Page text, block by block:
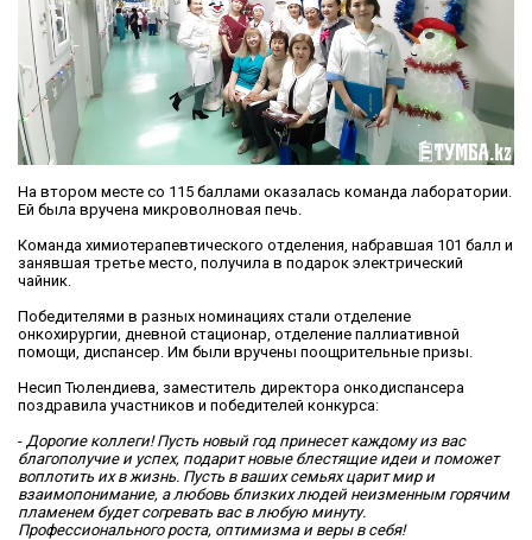
На втором месте со 115 баллами оказалась команда лаборатории.
Ей была вручена микроволновая печь.
Команда химиотерапевтического отделения, набравшая 101 балл и
занявшая третье место, получила в подарок электрический
чайник.
Победителями в разных номинациях стали отделение
онкохирургии, дневной стационар, отделение паллиативной
помощи, диспансер. Им были вручены поощрительные призы.
Несип Тюлендиева, заместитель директора онкодиспансера
поздравила участников и победителей конкурса:
- Дорогие коллеги! Пусть новый год принесет каждому из вас
благополучие и успех, подарит новые блестящие идеи и поможет
воплотить их в жизнь. Пусть в ваших семьях царит мир и
взаимопонимание, а любовь близких людей неизменным горячим
пламенем будет согревать вас в любую минуту.
Профессионального роста, оптимизма и веры в себя!